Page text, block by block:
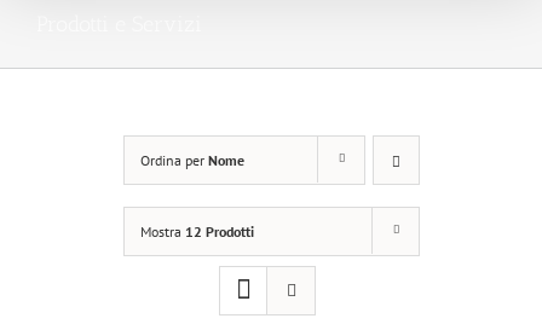
Ordina per Nome
Mostra 12 Prodotti